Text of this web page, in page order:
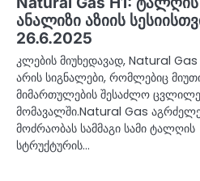
ანალიზი აზიის
26.6.2025
კლების მიუხედავად, Natural Gas
არის სიგნალები, რომლებიც
მიმართულების შესაძლო
მომავალში.Natural Gas
მოძრაობას სამმაგი სამი ტალღის
სტრუქტურის…